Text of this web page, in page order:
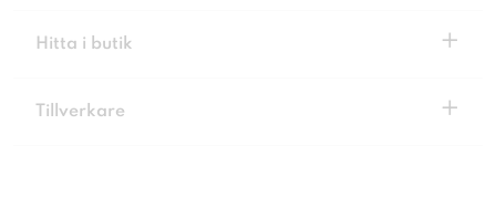
Hitta i butik +
Tillverkare +